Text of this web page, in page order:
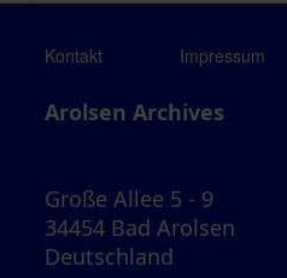
Kontakt Impressum
Arolsen Archives
Große Allee 5 - 9
34454 Bad Arolsen
Deutschland